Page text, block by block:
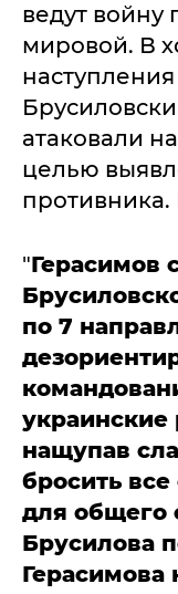
ведут войну
мировой. В
атаковали
целью
"Герасимов
по 7
украинские
нащупав
бросить
для общего
Брусилова
Герасимова